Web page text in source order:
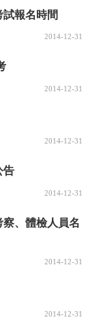
報名時間
2014-12-31
2014-12-31
2014-12-31
告
2014-12-31
、體檢人員名
2014-12-31
2014-12-31